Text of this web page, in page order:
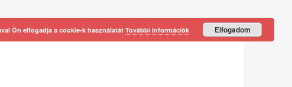
Ön elfogadja a cookie-k használatátTovábbi információk Elfogadom